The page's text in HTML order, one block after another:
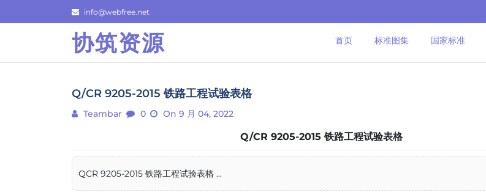
to
info@webfree.net
协筑资源 首页 标准图集 国家标准
Q/CR 9205-2015 铁路工程试验表格
Teambar 0 On 9 月 04, 2022
Q/CR 9205-2015 铁路工程试验表格
QCR 9205-2015 铁路工程试验表格 ...